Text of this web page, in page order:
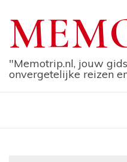
content
"Memotrip.nl, jouw
onvergetelijke reizen